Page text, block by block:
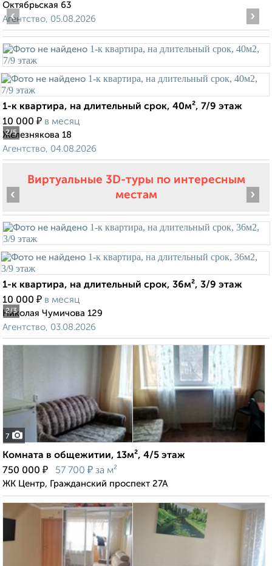
Октябрьская 63
Агентство, 05.08.2026
2/5
‹ ›
1-к квартира, на длительный срок, 40м², 7/9 этаж
10 000 ₽ в месяц
Железнякова 18
Агентство, 04.08.2026
Виртуальные 3D-туры по интересным
местам
2/3
‹ ›
1-к квартира, на длительный срок, 36м², 3/9 этаж
10 000 ₽ в месяц
Николая Чумичова 129
Агентство, 03.08.2026
7
Комната в общежитии, 13м², 4/5 этаж
750 000 ₽ 57 700 ₽ за м²
ЖК Центр, Гражданский проспект 27А